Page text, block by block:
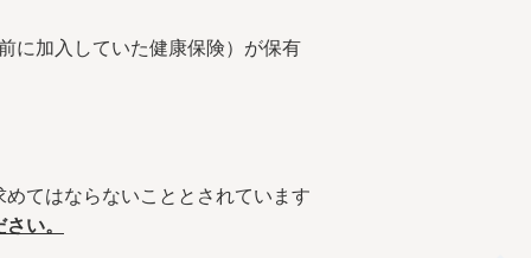
に加入していた健康保険）が保有
てはならないこととされています
い。